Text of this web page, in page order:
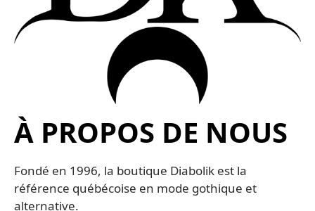
À PROPOS DE NOUS
Fondé en 1996, la boutique Diabolik est la
référence québécoise en mode gothique et
alternative.